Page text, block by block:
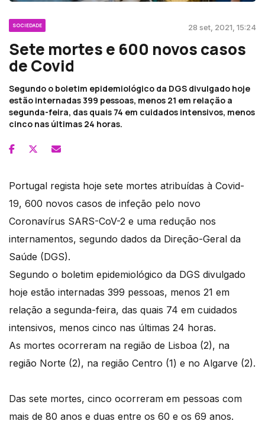
SOCIEDADE 28 set, 2021, 15:24
Sete mortes e 600 novos casos
de Covid
Segundo o boletim epidemiológico da DGS divulgado hoje
estão internadas 399 pessoas, menos 21 em relação a
segunda-feira, das quais 74 em cuidados intensivos, menos
cinco nas últimas 24 horas.
Portugal regista hoje sete mortes atribuídas à Covid-
19, 600 novos casos de infeção pelo novo
Coronavírus SARS-CoV-2 e uma redução nos
internamentos, segundo dados da Direção-Geral da
Saúde (DGS).
Segundo o boletim epidemiológico da DGS divulgado
hoje estão internadas 399 pessoas, menos 21 em
relação a segunda-feira, das quais 74 em cuidados
intensivos, menos cinco nas últimas 24 horas.
As mortes ocorreram na região de Lisboa (2), na
região Norte (2), na região Centro (1) e no Algarve (2).
Das sete mortes, cinco ocorreram em pessoas com
mais de 80 anos e duas entre os 60 e os 69 anos.